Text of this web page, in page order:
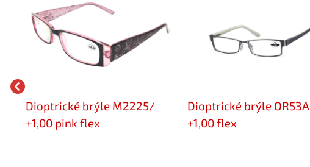
Dioptrické brýle M2225/
+1,00 pink flex
Dioptrické brýle OR53A
+1,00 flex